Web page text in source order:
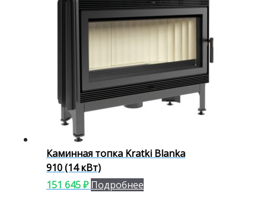
Каминная топка Kratki Blanka
910 (14 кВт)
151 645₽ Подробнее